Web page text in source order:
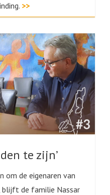
>>
te zijn’
om de eigenaren van
de familie Nassar